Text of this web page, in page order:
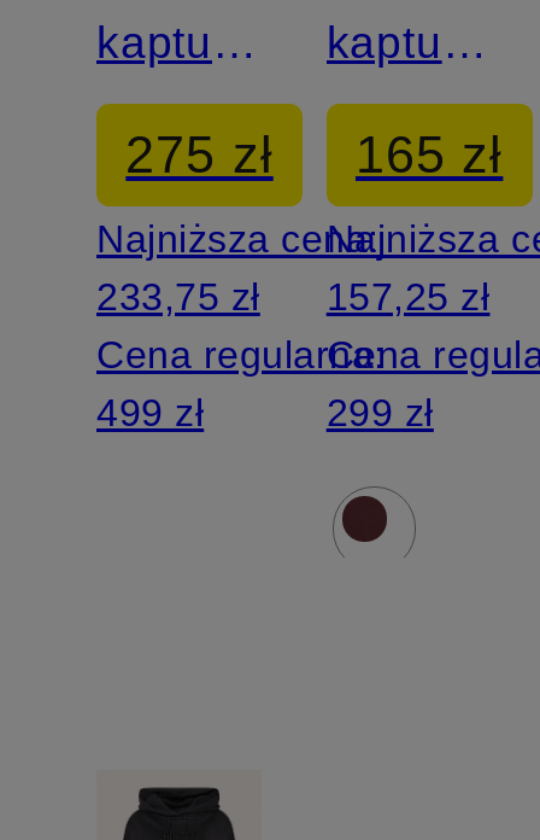
kapturem
SPORTSWEAR
PHOENIX
275 zł
Najniższa cena:
233,75 zł
Cena regularna:
499 zł
kapturem
PHOENIX
165 zł
Najniższa
157,25 zł
Cena
299 zł